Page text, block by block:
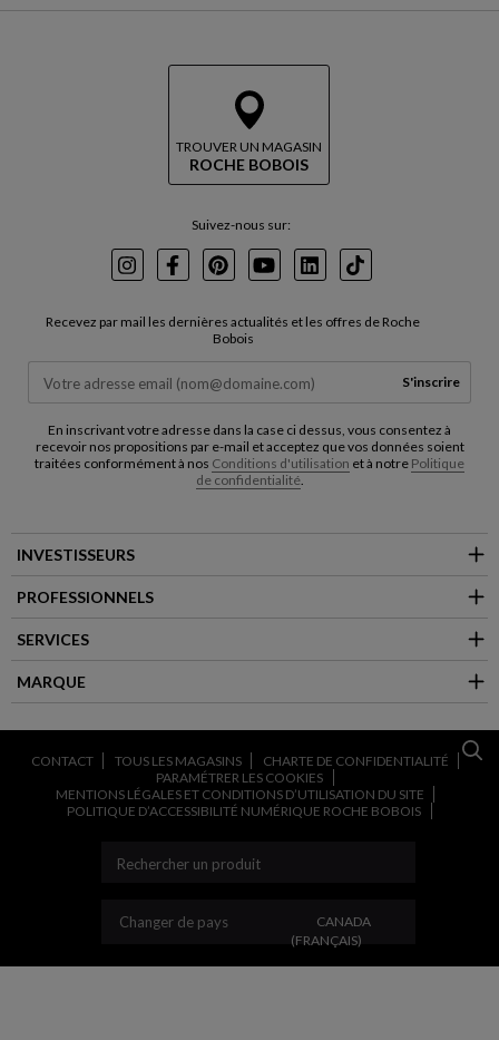
TROUVER UN MAGASIN
ROCHE BOBOIS
Suivez-nous sur:
InstagramFacebookPinterest
YoutubeLinkedInTikTok
Recevez par mail les dernières actualités et les offres de Roche
Bobois
S'inscrire
En inscrivant votre adresse dans la case ci dessus, vous consentez à
recevoir nos propositions par e-mail et acceptez que vos données soient
traitées conformément à nos Conditions d'utilisation et à notre Politique
de confidentialité.
INVESTISSEURS
PROFESSIONNELS
SERVICES
MARQUE
CONTACT TOUS LES MAGASINS
CHARTE DE CONFIDENTIALITÉ
PARAMÉTRER LES COOKIES
MENTIONS LÉGALES ET CONDITIONS D’UTILISATION DU SITE
POLITIQUE D’ACCESSIBILITÉ NUMÉRIQUE ROCHE BOBOIS
Changer de pays CHANGER DE PAYS
CANADA
(FRANÇAIS)